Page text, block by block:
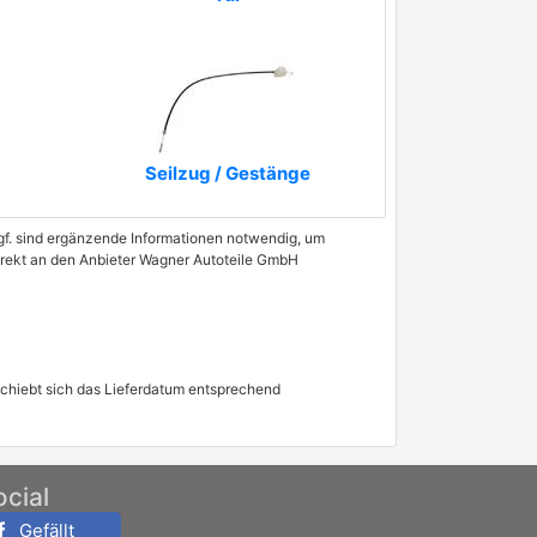
Seilzug / Gestänge
sind ergänzende Informationen notwendig, um
an den Anbieter Wagner Autoteile GmbH
sich das Lieferdatum entsprechend
Gefällt